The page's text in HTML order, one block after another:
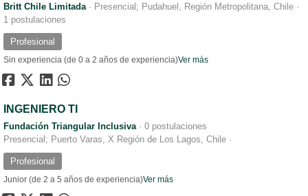
Britt Chile Limitada · Presencial; Pudahuel, Región Metropolitana, Chile ·
1 postulaciones
Profesional
Sin experiencia (de 0 a 2 años de experiencia)Ver más
INGENIERO TI
Fundación Triangular Inclusiva ·
Presencial; Puerto Varas, X Región de Los Lagos, Chile ·
0 postulaciones
Profesional
Junior (de 2 a 5 años de experiencia)Ver más